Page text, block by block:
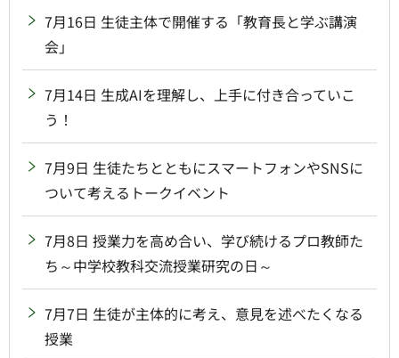
7月16日 生徒主体で開催する「教育長と学ぶ講演
会」
7月14日 生成AIを理解し、上手に付き合っていこ
う！
7月9日 生徒たちとともにスマートフォンやSNSに
ついて考えるトークイベント
7月8日 授業力を高め合い、学び続けるプロ教師た
ち～中学校教科交流授業研究の日～
7月7日 生徒が主体的に考え、意見を述べたくなる
授業